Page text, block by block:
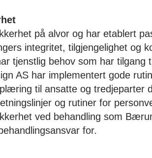
på alvor og har etablert
integritet, tilgjengelighet og
tjenstlig behov som har tilgang
AS har implementert gode
til ansatte og tredjeparter
og rutiner for
ved behandling som
for.